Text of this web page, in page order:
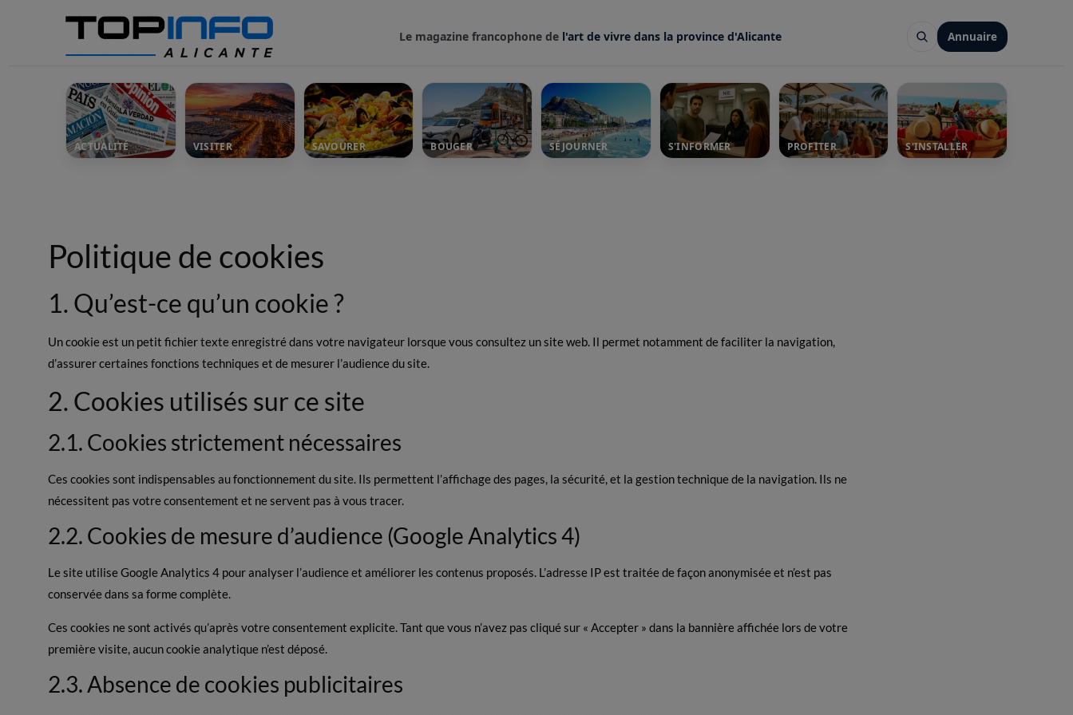
Le magazine francophone de l'art de vivre dans la province d'Alicante Annuaire
ACTUALITÉ VISITER SAVOURER BOUGER SÉJOURNER S'INFORMER PROFITER S'INSTALLER
Politique de cookies
1. Qu’est-ce qu’un cookie ?
Un cookie est un petit fichier texte enregistré dans votre navigateur lorsque vous consultez un site web. Il permet notamment de faciliter la navigation,
d’assurer certaines fonctions techniques et de mesurer l’audience du site.
2. Cookies utilisés sur ce site
2.1. Cookies strictement nécessaires
Ces cookies sont indispensables au fonctionnement du site. Ils permettent l’affichage des pages, la sécurité, et la gestion technique de la navigation. Ils ne
nécessitent pas votre consentement et ne servent pas à vous tracer.
2.2. Cookies de mesure d’audience (Google Analytics 4)
Le site utilise Google Analytics 4 pour analyser l’audience et améliorer les contenus proposés. L’adresse IP est traitée de façon anonymisée et n’est pas
conservée dans sa forme complète.
Ces cookies ne sont activés qu’après votre consentement explicite. Tant que vous n’avez pas cliqué sur « Accepter » dans la bannière affichée lors de votre
première visite, aucun cookie analytique n’est déposé.
2.3. Absence de cookies publicitaires